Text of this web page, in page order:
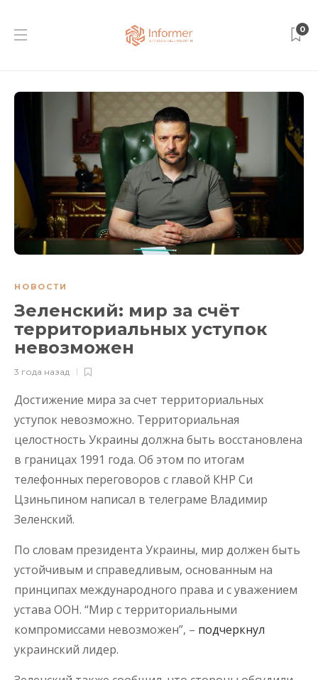
0
НОВОСТИ
Зеленский: мир за счёт
территориальных уступок
невозможен
3 года назад
Достижение мира за счет территориальных
уступок невозможно. Территориальная
целостность Украины должна быть восстановлена
в границах 1991 года. Об этом по итогам
телефонных переговоров с главой КНР Си
Цзиньпином написал в телеграме Владимир
Зеленский.
По словам президента Украины, мир должен быть
устойчивым и справедливым, основанным на
принципах международного права и с уважением
устава ООН. “Мир с территориальными
компромиссами невозможен”, – подчеркнул
украинский лидер.